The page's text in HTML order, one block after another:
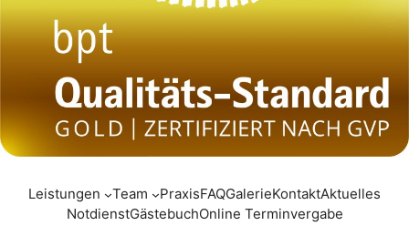
Leistungen Team PraxisFAQGalerieKontaktAktuelles
NotdienstGästebuchOnline Terminvergabe